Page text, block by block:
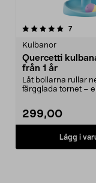
7
Kulbanor
Quercetti
från 1 år
Låt bollarna rullar
färgglada tornet –
299,00
Lägg i